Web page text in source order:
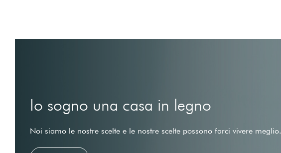
Io sogno una casa in legno
Noi siamo le nostre scelte e le nostre scelte possono farci vivere meglio.